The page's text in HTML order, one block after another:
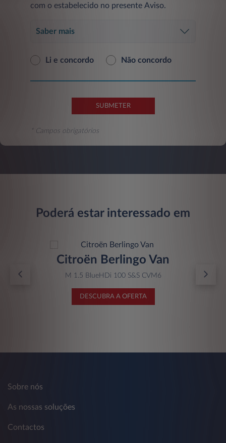
com o estabelecido no presente Aviso.
Saber mais
Li e concordo Não concordo
SUBMETER
* Campos obrigatórios
Poderá estar interessado em
Citroën Berlingo Van
M 1.5 BlueHDi 100 S&S CVM6
DESCUBRA A OFERTA
Sobre nós
As nossas soluções
Contactos